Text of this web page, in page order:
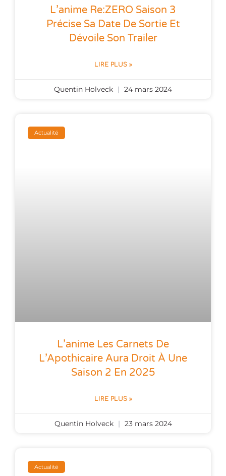
L’anime Re:ZERO Saison 3
Précise Sa Date De Sortie Et
Dévoile Son Trailer
LIRE PLUS »
Quentin Holveck 24 mars 2024
Actualité
L’anime Les Carnets De
L’Apothicaire Aura Droit À Une
Saison 2 En 2025
LIRE PLUS »
Quentin Holveck 23 mars 2024
Actualité